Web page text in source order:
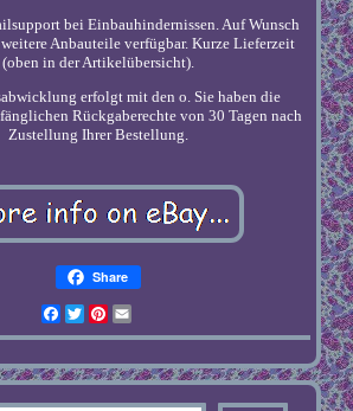
bei Einbauhindernissen. Auf Wunsch
Anbauteile verfügbar. Kurze Lieferzeit
(oben in der Artikelübersicht).
erfolgt mit den o. Sie haben die
Rückgaberechte von 30 Tagen nach
Zustellung Ihrer Bestellung.
Share
Facebook
TwitterPinterest